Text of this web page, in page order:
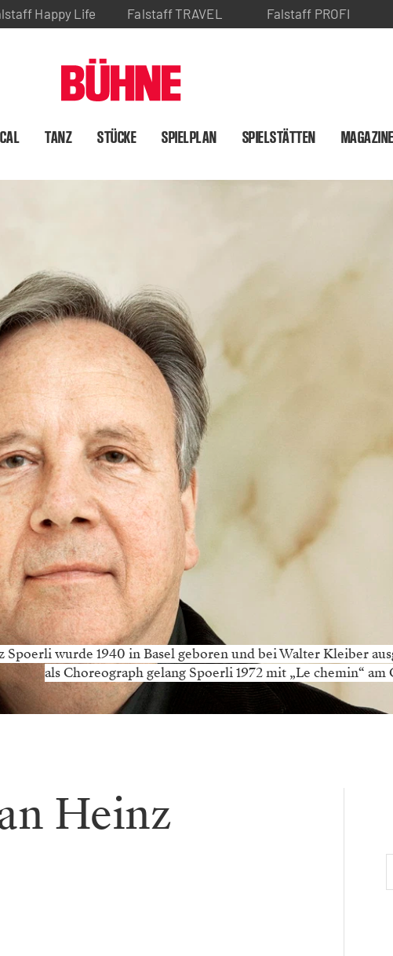
Happy Life Falstaff TRAVEL Falstaff PROFI
TANZ STÜCKE SPIELPLAN SPIELSTÄTTEN MAGAZINE
Spoerli wurde 1940 in Basel geboren und bei Walter Kleiber
als Choreograph gelang Spoerli 1972 mit „Le chemin“ am
Heinz